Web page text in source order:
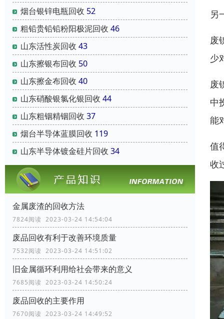
烟台银锌电瓶回收 52
粗铅贵铅铅粉阳极泥回收 46
山东活性炭回收 43
山东擦银布回收 50
山东擦金布回收 40
山东硝酸银氯化银回收 44
山东粗铟精铟回收 37
烟台半导体蓝膜回收 119
山东半导体镀金硅片回收 34
金属废渣的回收方法
7824阅读 2023-03-24 14:54:04
废品回收有利于改善环境质量
7532阅读 2023-03-24 14:51:02
旧金属循环利用给社会带来的意义
7685阅读 2023-03-24 14:50:24
废品回收的主要作用
7670阅读 2023-03-24 14:49:52
另
废
少
废
中
能
值
收